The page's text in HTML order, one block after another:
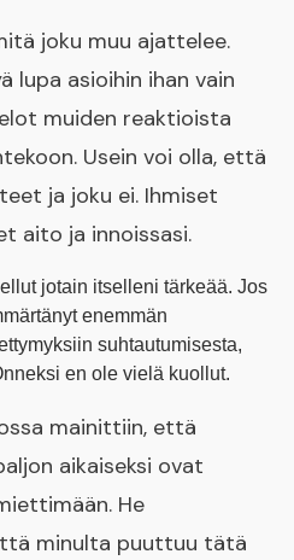
joku muu ajattelee.
lupa asioihin ihan vain
muiden reaktioista
Usein voi olla, että
ja joku ei. Ihmiset
aito ja innoissasi.
jotain itselleni tärkeää. Jos
enemmän
suhtautumisesta,
en ole vielä kuollut.
mainittiin, että
aikaiseksi ovat
He
minulta puuttuu tätä